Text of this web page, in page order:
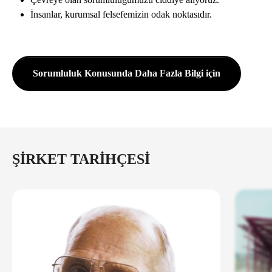
İnsanlar, kurumsal felsefemizin odak noktasıdır.
Sorumluluk Konusunda Daha Fazla Bilgi için
ŞIRKET TARIHÇESI